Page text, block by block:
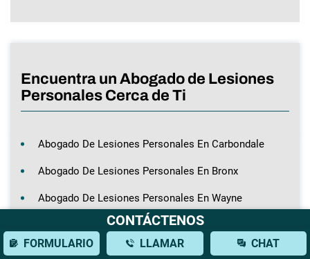
Encuentra un Abogado de Lesiones
Personales Cerca de Ti
Abogado De Lesiones Personales En Carbondale
Abogado De Lesiones Personales En Bronx
Abogado De Lesiones Personales En Wayne
Abogado De Lesiones Personales En Hempstead
Abogado De Lesiones Personales En Englewood
CONTÁCTENOS
FORMULARIO LLAMAR CHAT